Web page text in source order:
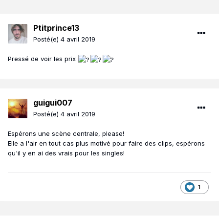
Ptitprince13
Posté(e) 4 avril 2019
Pressé de voir les prix
guigui007
Posté(e) 4 avril 2019
Espérons une scène centrale, please!
Elle a l'air en tout cas plus motivé pour faire des clips, espérons
qu'il y en ai des vrais pour les singles!
1